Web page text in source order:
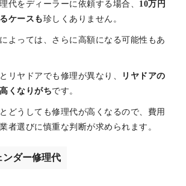
代をディーラーに依頼する場合、 10万円
ケースも珍しくありません。
よっては、さらに高額になる可能性もあ
リヤドアでも修理が異なり、
リヤドアの
くなりがちです。
どうしても修理代が高くなるので、費用
者選びに慎重な判断が求められます。
ンダー修理代